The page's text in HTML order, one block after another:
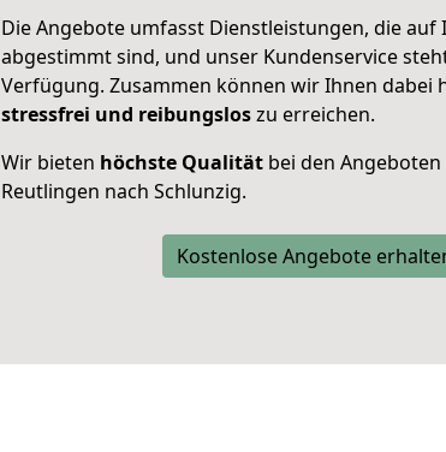
Die Angebote umfasst Dienstleistungen, die auf
abgestimmt sind, und unser Kundenservice
Verfügung. Zusammen können wir Ihnen dabei
stressfrei und reibungsloszu erreichen.
Wir bieten höchste Qualität bei den
Reutlingen nach Schlunzig.
Kostenlose Angebote